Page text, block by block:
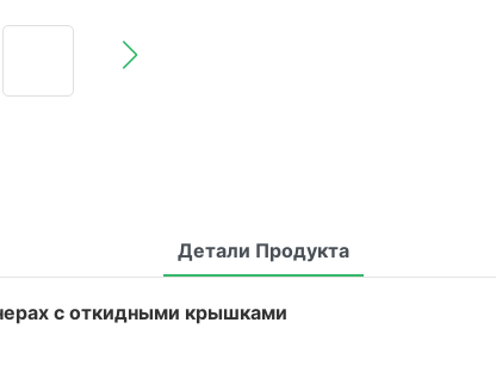
Детали Продукта
с откидными крышками